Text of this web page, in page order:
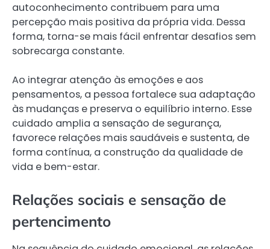
autoconhecimento contribuem para uma
percepção mais positiva da própria vida. Dessa
forma, torna-se mais fácil enfrentar desafios sem
sobrecarga constante.
Ao integrar atenção às emoções e aos
pensamentos, a pessoa fortalece sua adaptação
às mudanças e preserva o equilíbrio interno. Esse
cuidado amplia a sensação de segurança,
favorece relações mais saudáveis e sustenta, de
forma contínua, a construção da qualidade de
vida e bem-estar.
Relações sociais e sensação de
pertencimento